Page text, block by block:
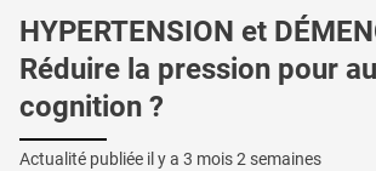
HYPERTENSION et
Réduire la pression pour
cognition ?
Actualité publiée il y a 3 mois 2 semaines